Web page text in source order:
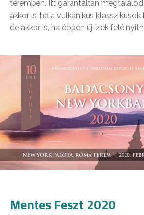
teremben. Itt garantáltan
akkor is, ha a vulkanikus
de akkor is, ha éppen új ízek felé
Mentes Feszt 2020